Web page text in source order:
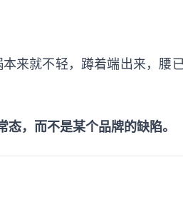
来就不轻，蹲着端出来，腰
，而不是某个品牌的缺陷。